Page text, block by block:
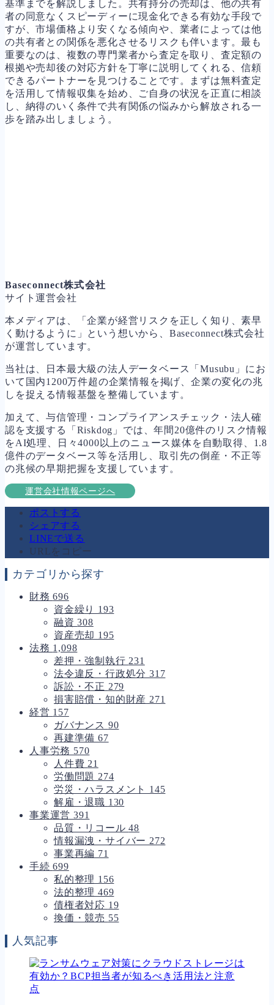
基準までを解説しました。共有持分の売却は、他の共有
者の同意なくスピーディーに現金化できる有効な手段で
すが、市場価格より安くなる傾向や、業者によっては他
の共有者との関係を悪化させるリスクも伴います。最も
重要なのは、複数の専門業者から査定を取り、査定額の
根拠や売却後の対応方針を丁寧に説明してくれる、信頼
できるパートナーを見つけることです。まずは無料査定
を活用して情報収集を始め、ご自身の状況を正直に相談
し、納得のいく条件で共有関係の悩みから解放される一
歩を踏み出しましょう。
Baseconnect株式会社
サイト運営会社
本メディアは、「企業が経営リスクを正しく知り、素早
く動けるように」という想いから、Baseconnect株式会社
が運営しています。
当社は、日本最大級の法人データベース「Musubu」にお
いて国内1200万件超の企業情報を掲げ、企業の変化の兆
しを捉える情報基盤を整備しています。
加えて、与信管理・コンプライアンスチェック・法人確
認を支援する「Riskdog」では、年間20億件のリスク情報
をAI処理、日々4000以上のニュース媒体を自動取得、1.8
億件のデータベース等を活用し、取引先の倒産・不正等
の兆候の早期把握を支援しています。
運営会社情報ページへ
ポストする
シェアする
LINEで送る
URLをコピー
カテゴリから探す
財務696
資金繰り 193
融資308
資産売却 195
法務 1,098
差押・強制執行 231
法令違反・行政処分317
訴訟・不正 279
損害賠償・知的財産 271
経営 157
ガバナンス 90
再建準備 67
人事労務 570
人件費 21
労働問題 274
労災・ハラスメント 145
解雇・退職 130
事業運営 391
品質・リコール48
情報漏洩・サイバー 272
事業再編 71
手続699
私的整理 156
法的整理 469
債権者対応 19
換価・競売 55
人気記事